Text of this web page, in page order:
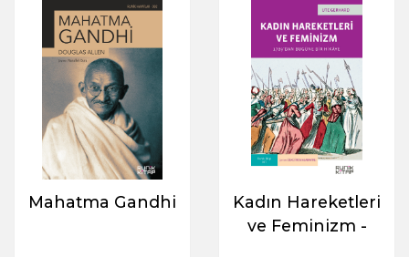
Mahatma Gandhi
Kadın Hareketleri
ve Feminizm -